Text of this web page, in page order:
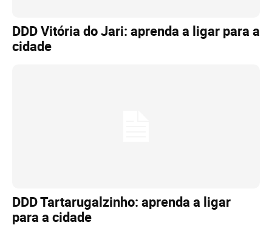
DDD Vitória do Jari: aprenda a ligar para a
cidade
DDD Tartarugalzinho: aprenda a ligar
para a cidade